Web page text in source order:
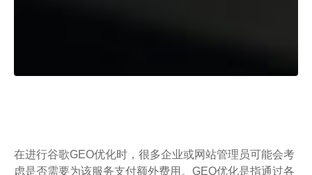
在进行谷歌GEO优化时，很多企业或网站管理员可能会考
虑是否需要为该服务支付额外费用。GEO优化是指通过各